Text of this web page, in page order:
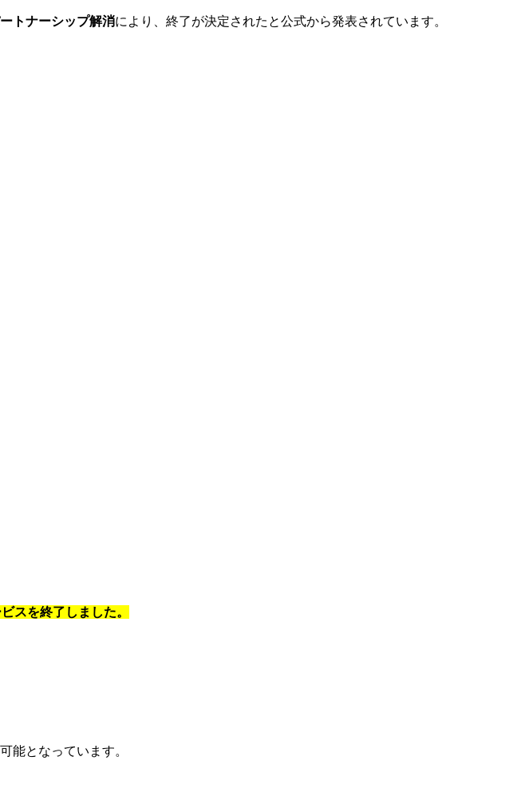
トナーシップ解消により、終了が決定されたと公式から発表されています。
スを終了しました。
能となっています。